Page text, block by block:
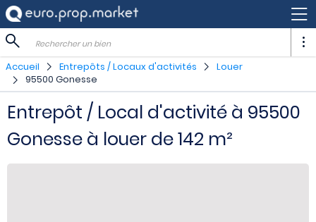
Rechercher un bien
Accueil Entrepôts / Locaux d'activités
Louer
95500 Gonesse
Entrepôt / Local d'activité à 95500
Gonesse à louer de 142 m²